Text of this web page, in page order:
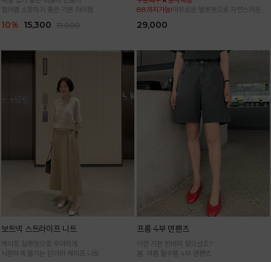
컬러별 소장하기 좋은 기본 아이템
10% 15,300 17,000
88까지가능!여유로운 벌룬핏으로 자연스러운 체
29,000
보트넥 스트라이프 니트
케이프 실루엣으로 우아하게
시원하게 즐기는 단가라 케이프 니트
프롬 4부 면팬츠
이런 기본 반바지 찾으셨죠?
봄, 여름 필수템 4부 면팬츠